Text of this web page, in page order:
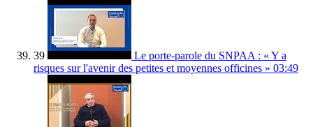
39
Le porte-parole du SNPAA : « Y a
risques sur l'avenir des petites et moyennes officines » 03:49